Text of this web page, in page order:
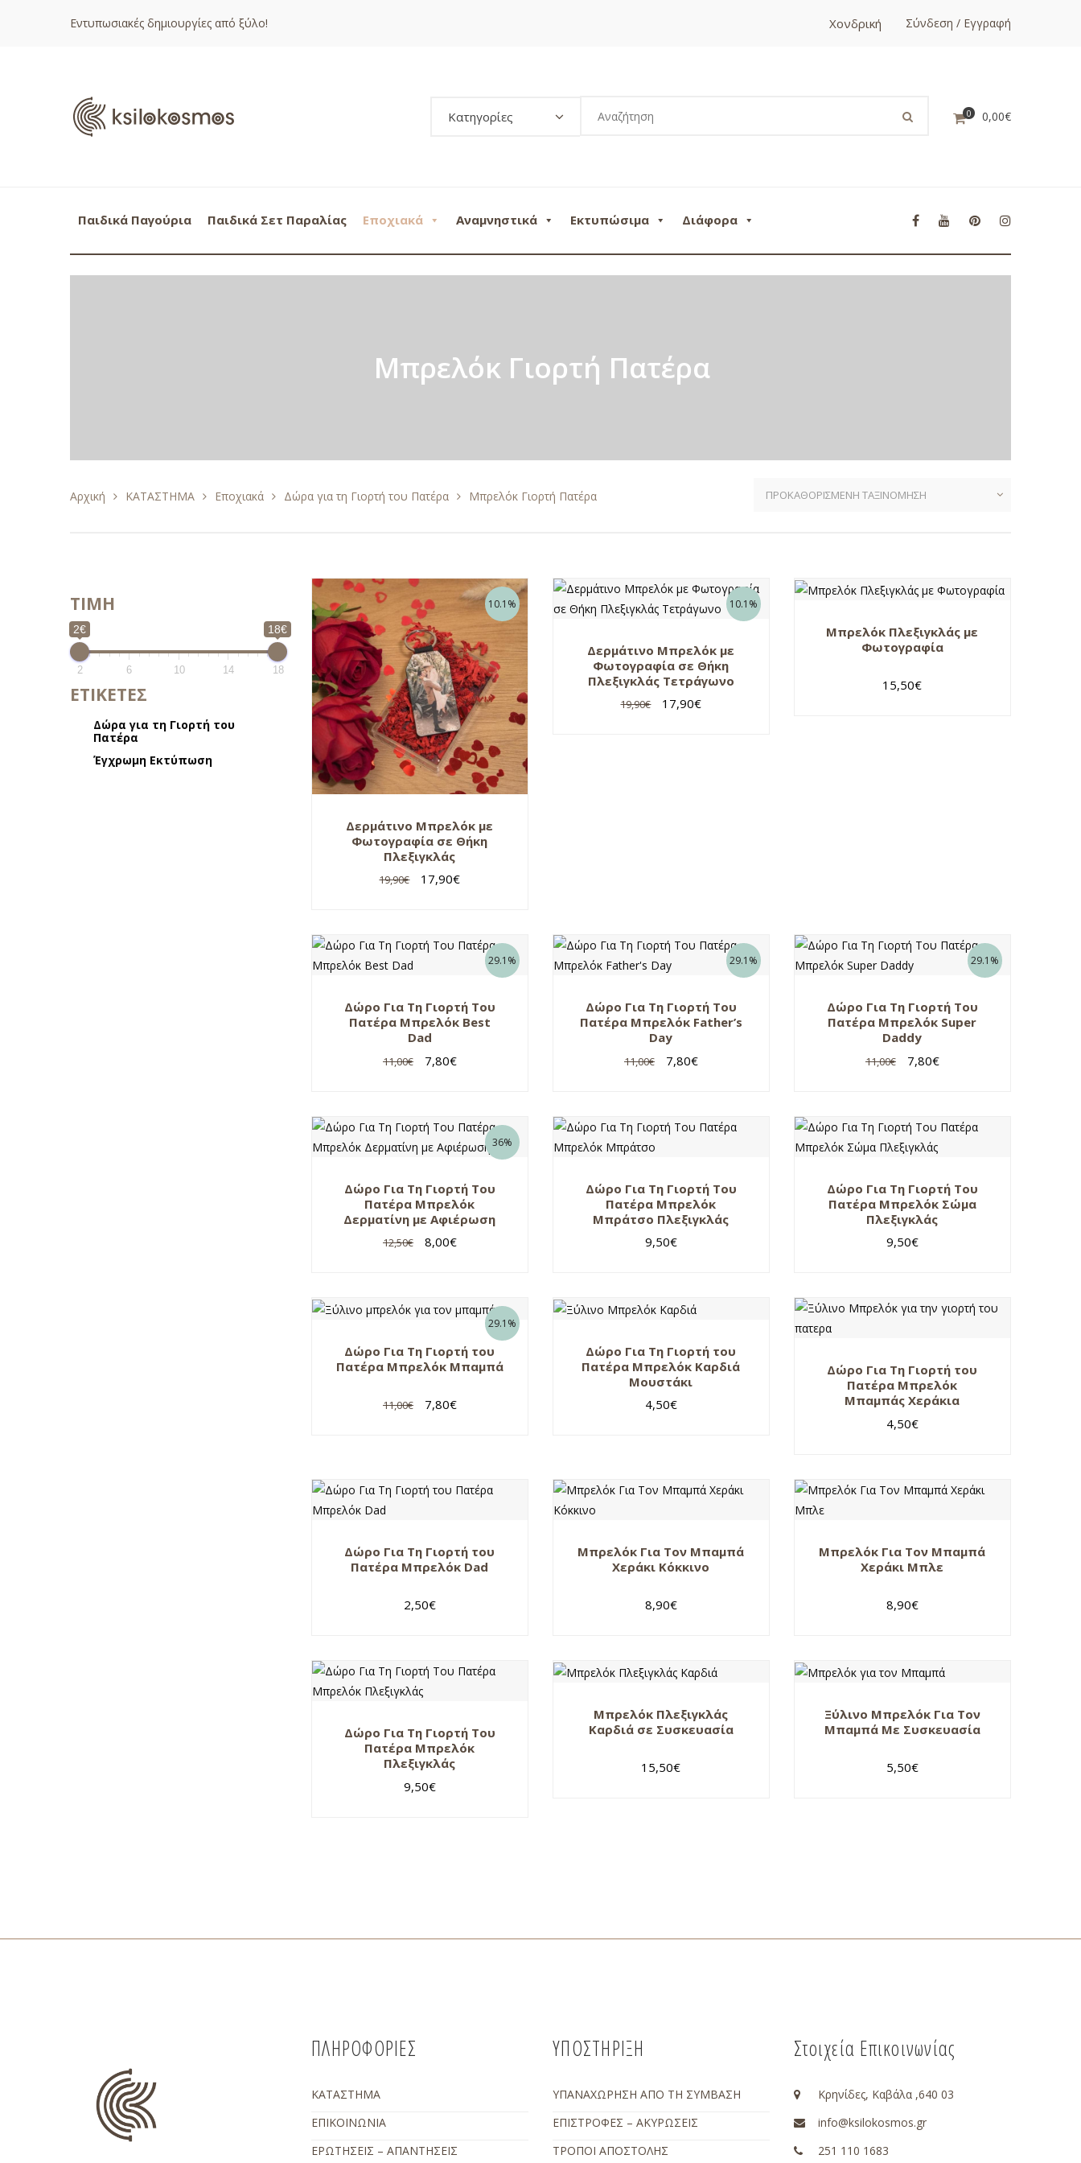
Εντυπωσιακές δημιουργίες από ξύλο! Χονδρική Σύνδεση / Εγγραφή
Κατηγορίες 0 0,00€
Παιδικά Παγούρια Παιδικά Σετ Παραλίας Εποχιακά Αναμνηστικά Εκτυπώσιμα Διάφορα
Μπρελόκ Γιορτή Πατέρα
Αρχική ΚΑΤΑΣΤΗΜΑ Εποχιακά Δώρα για τη Γιορτή του Πατέρα Μπρελόκ Γιορτή Πατέρα
TIMH
2€ 18€
2 6 10 14 18
ΕΤΙΚΕΤΕΣ
Δώρα για τη Γιορτή του
Πατέρα
Έγχρωμη Εκτύπωση
10.1%
Δερμάτινο Μπρελόκ με
Φωτογραφία σε Θήκη
Πλεξιγκλάς
19,90€ 17,90€
10.1%
Δερμάτινο Μπρελόκ με
Φωτογραφία σε Θήκη
Πλεξιγκλάς Τετράγωνο
19,90€ 17,90€
Μπρελόκ Πλεξιγκλάς με
Φωτογραφία
15,50€
29.1%
Δώρο Για Τη Γιορτή Του
Πατέρα Μπρελόκ Best
Dad
11,00€ 7,80€
29.1%
Δώρο Για Τη Γιορτή Του
Πατέρα Μπρελόκ Father’s
Day
11,00€ 7,80€
29.1%
Δώρο Για Τη Γιορτή Του
Πατέρα Μπρελόκ Super
Daddy
11,00€ 7,80€
36%
Δώρο Για Τη Γιορτή Του
Πατέρα Μπρελόκ
Δερματίνη με Αφιέρωση
12,50€ 8,00€
Δώρο Για Τη Γιορτή Του
Πατέρα Μπρελόκ
Μπράτσο Πλεξιγκλάς
9,50€
Δώρο Για Τη Γιορτή Του
Πατέρα Μπρελόκ Σώμα
Πλεξιγκλάς
9,50€
29.1%
Δώρο Για Τη Γιορτή του
Πατέρα Μπρελόκ Μπαμπά
11,00€ 7,80€
Δώρο Για Τη Γιορτή του
Πατέρα Μπρελόκ Καρδιά
Μουστάκι
4,50€
Δώρο Για Τη Γιορτή του
Πατέρα Μπρελόκ
Μπαμπάς Χεράκια
4,50€
Δώρο Για Τη Γιορτή του
Πατέρα Μπρελόκ Dad
2,50€
Μπρελόκ Για Τον Μπαμπά
Χεράκι Κόκκινο
8,90€
Μπρελόκ Για Τον Μπαμπά
Χεράκι Μπλε
8,90€
Δώρο Για Τη Γιορτή Του
Πατέρα Μπρελόκ
Πλεξιγκλάς
9,50€
Μπρελόκ Πλεξιγκλάς
Καρδιά σε Συσκευασία
15,50€
Ξύλινο Μπρελόκ Για Τον
Μπαμπά Με Συσκευασία
5,50€
ΠΛΗΡΟΦΟΡΙΕΣ
ΚΑΤΑΣΤΗΜΑ
ΕΠΙΚΟΙΝΩΝΙΑ
ΕΡΩΤΗΣΕΙΣ – ΑΠΑΝΤΗΣΕΙΣ
ΥΠΟΣΤΗΡΙΞΗ
ΥΠΑΝΑΧΩΡΗΣΗ ΑΠΟ ΤΗ ΣΥΜΒΑΣΗ
ΕΠΙΣΤΡΟΦΕΣ – ΑΚΥΡΩΣΕΙΣ
ΤΡΟΠΟΙ ΑΠΟΣΤΟΛΗΣ
Στοιχεία Επικοινωνίας
Κρηνίδες, Καβάλα ,640 03
info@ksilokosmos.gr
251 110 1683